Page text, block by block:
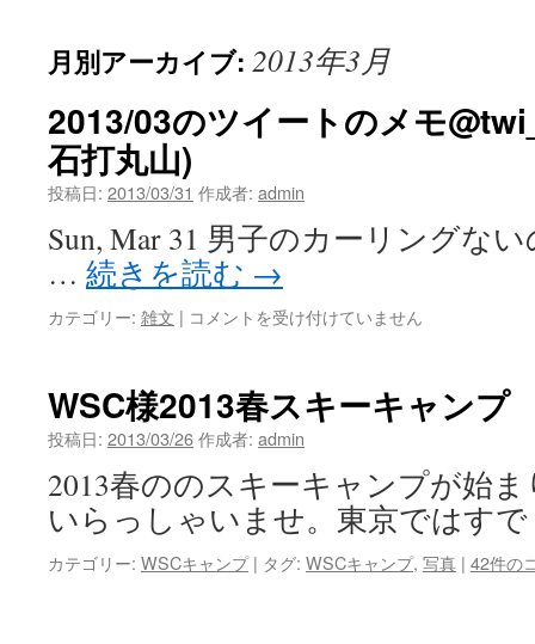
月別アーカイブ: 2013年3月
2013/03のツイートのメモ
石打丸山)
投稿日: 2013/03/31 作成者: admin
Sun, Mar 31 男子のカーリングない
… 続きを読む →
カテゴリー: 雑文 | 2013/03
ー
ト
メ
モ
@twi_mise(み
せ
旅
コメントを受け付けていません
WSC様2013春スキーキャンプ
投稿日: 2013/03/26作成者: admin
2013春ののスキーキャンプが始
いらっしゃいませ。東京ではす
カテゴリー: WSCキャンプ | タグ: WSCキャンプ, 写真 | 42件の